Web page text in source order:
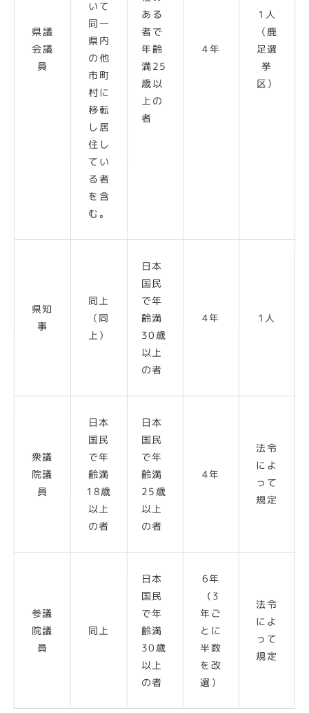
県議
会議
員
いて
同一
県内
の他
市町
村に
移転
し居
住し
てい
る者
を含
む。
ある
者で
年齢
満25
歳以
上の
者
4年
1人
（鹿
足選
挙
区）
県知
事
同上
（同
上）
日本
国民
で年
齢満
30歳
以上
の者
4年 1人
衆議
院議
員
日本
国民
で年
齢満
18歳
以上
の者
日本
国民
で年
齢満
25歳
以上
の者
4年
法令
によ
って
規定
参議
院議
員
同上
日本
国民
で年
齢満
30歳
以上
の者
6年
（3
年ご
とに
半数
を改
選）
法令
によ
って
規定